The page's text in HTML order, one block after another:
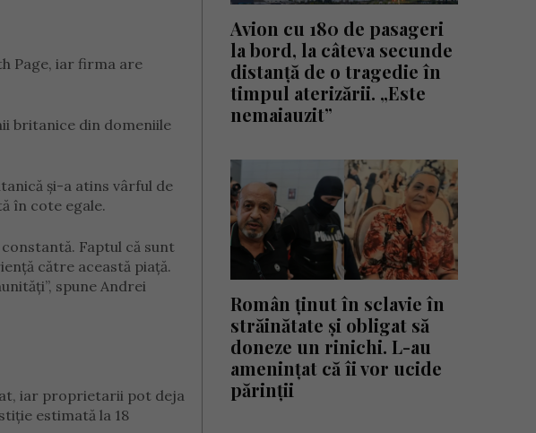
Page, iar firma are
britanice din domeniile
și-a atins vârful de
în cote egale.
Faptul că sunt
către această piață.
spune Andrei
iar proprietarii pot deja
estimată la 18
Avion cu 180 de pasageri
la bord, la câteva secunde
distanță de o tragedie în
timpul aterizării. „Este
nemaiauzit”
Român ținut în sclavie în
străinătate și obligat să
doneze un rinichi. L-au
amenințat că îi vor ucide
părinții